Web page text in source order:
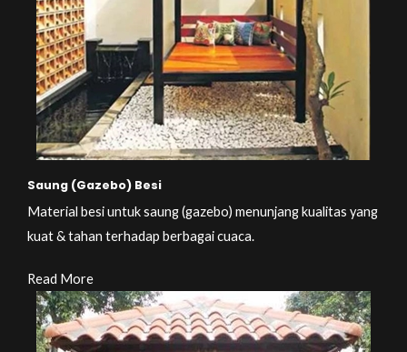
Saung (Gazebo) Besi
Material besi untuk saung (gazebo) menunjang kualitas yang
kuat & tahan terhadap berbagai cuaca.
Read More